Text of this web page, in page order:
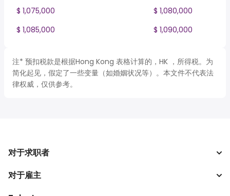
$ 1,075,000
$ 1,080,000
$ 1,085,000
$ 1,090,000
注* 预扣税款是根据Hong Kong 表格计算的，HK ，所得税。为
简化起见，假定了一些变量（如婚姻状况等）。本文件不代表法
律权威，仅供参考。
对于求职者
搜索工作
对于雇主